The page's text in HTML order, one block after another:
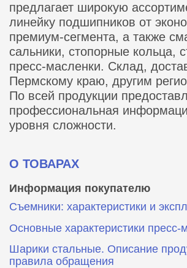
предлагает широкую
линейку подшипников от
премиум-сегмента, а также
сальники, стопорные кольца,
пресс-масленки. Склад,
Пермскому краю, другим
По всей продукции
профессиональная
уровня сложности.
О ТОВАРАХ
Информация покупателю
Съемники: характеристики и
Основные характеристики
Шарики стальные. Описание
правила обращения